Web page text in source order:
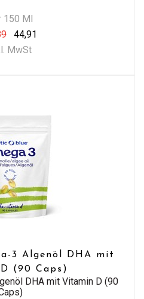
150 Ml
44,91
MwSt
3 Algenöl DHA mit
(90 Caps)
DHA mit Vitamin D (90